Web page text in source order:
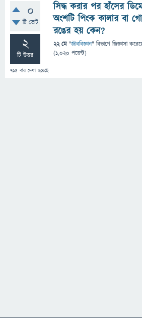
0
টি ভোট
2
টি উত্তর
715 বার দেখা হয়েছে
সিদ্ধ করার পর হাঁসের
অংশটি পিংক কালার বা
রঙের হয় কেন?
22 মে "জীববিজ্ঞান" বিভাগে জিজ্ঞাসা
(1,020 পয়েন্ট)